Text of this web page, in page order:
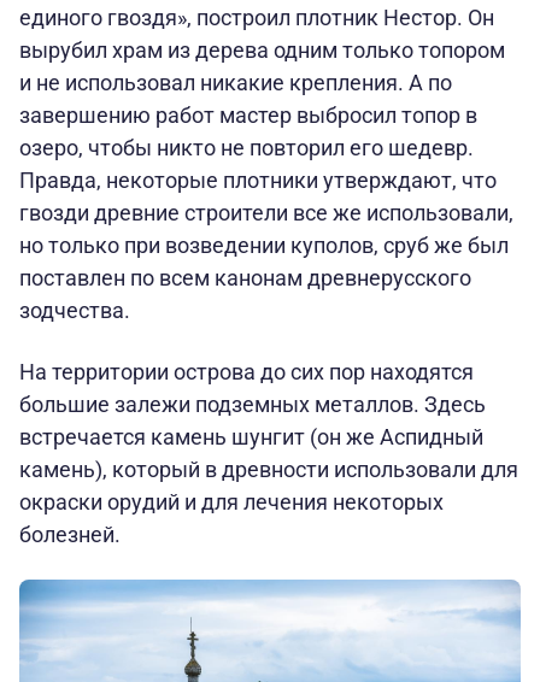
единого гвоздя», построил плотник Нестор. Он
вырубил храм из дерева одним только топором
и не использовал никакие крепления. А по
завершению работ мастер выбросил топор в
озеро, чтобы никто не повторил его шедевр.
Правда, некоторые плотники утверждают, что
гвозди древние строители все же использовали,
но только при возведении куполов, сруб же был
поставлен по всем канонам древнерусского
зодчества.
На территории острова до сих пор находятся
большие залежи подземных металлов. Здесь
встречается камень шунгит (он же Аспидный
камень), который в древности использовали для
окраски орудий и для лечения некоторых
болезней.